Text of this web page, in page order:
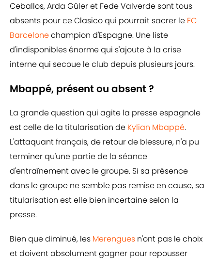
Ceballos, Arda Güler et Fede Valverde sont tous
absents pour ce Clasico qui pourrait sacrer le FC
Barcelonechampion d'Espagne. Une liste
d'indisponibles énorme qui s'ajoute à la crise
interne qui secoue le club depuis plusieurs jours.
Mbappé, présent ou absent ?
La grande question qui agite la presse espagnole
est celle de la titularisation de Kylian Mbappé.
L'attaquant français, de retour de blessure, n'a pu
terminer qu'une partie de la séance
d'entraînement avec le groupe. Si sa présence
dans le groupe ne semble pas remise en cause, sa
titularisation est elle bien incertaine selon la
presse.
Bien que diminué, les Merengues n'ont pas le choix
et doivent absolument gagner pour repousser